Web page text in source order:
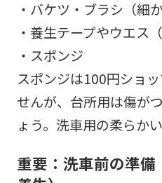
・バケツ・ブラシ（細
・養生テープやウエス
・スポンジ
スポンジは100円ショ
せんが、台所用は傷が
ょう。洗車用の柔らか
重要：洗車前の準